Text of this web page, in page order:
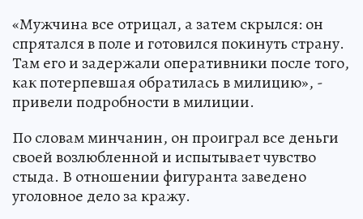
«Мужчина все отрицал, а затем скрылся: он
спрятался в поле и готовился покинуть страну.
Там его и задержали оперативники после того,
как потерпевшая обратилась в милицию», -
привели подробности в милиции.
По словам минчанин, он проиграл все деньги
своей возлюбленной и испытывает чувство
стыда. В отношении фигуранта заведено
уголовное дело за кражу.